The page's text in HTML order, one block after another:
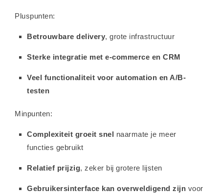
Pluspunten:
Betrouwbare delivery, grote infrastructuur
Sterke integratie met e-commerce en CRM
Veel functionaliteit voor automation en A/B-
testen
Minpunten:
Complexiteit groeit snel naarmate je meer
functies gebruikt
Relatief prijzig, zeker bij grotere lijsten
Gebruikersinterface kan overweldigend zijn voor